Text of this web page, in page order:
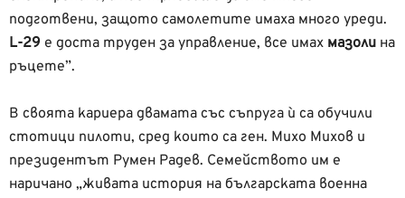
подготвени, защото самолетите имаха много уреди.
L-29 е доста труден за управление, все имах мазоли на
ръцете”.
В своята кариера двамата със съпруга ѝ са обучили
стотици пилоти, сред които са ген. Михо Михов и
президентът Румен Радев. Семейството им е
наричано „живата история на българската военна